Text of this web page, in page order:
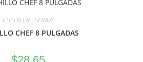
CUCHILLAS, SONDY
CHEF 8 PULGADAS